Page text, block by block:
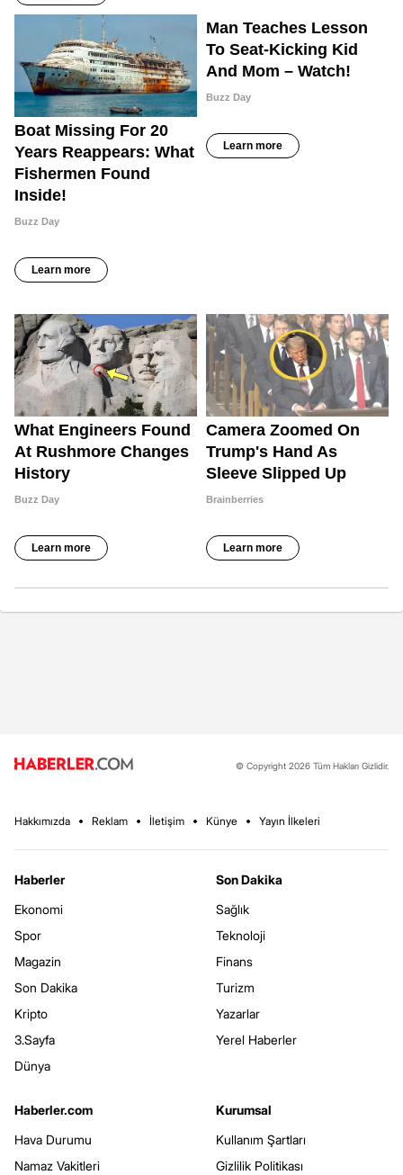
© Copyright 2026 Tüm Hakları Gizlidir.
Hakkımızda Reklam İletişim Künye Yayın İlkeleri
Haberler
Ekonomi
Spor
Magazin
Son Dakika
Kripto
3.Sayfa
Dünya
Son Dakika
Sağlık
Teknoloji
Finans
Turizm
Yazarlar
Yerel Haberler
Haberler.com
Hava Durumu
Namaz Vakitleri
Kurumsal
Kullanım Şartları
Gizlilik Politikası